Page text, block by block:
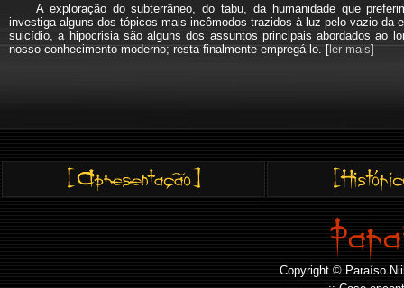
A exploração do subterrâneo, do tabu, da humanidade que
investiga alguns dos tópicos mais incômodos trazidos à luz pelo vazio da
suicídio, a hipocrisia são alguns dos assuntos principais abordados ao
nosso conhecimento moderno; resta finalmente empregá-lo. [ler mais]
Copyright © Paraíso